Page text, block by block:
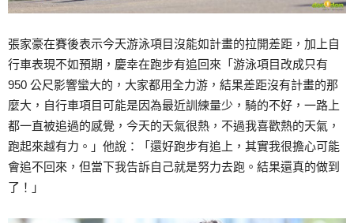
張家豪在賽後表示今天游泳項目沒能如計畫的拉開差距，加上自
行車表現不如預期，慶幸在跑步有追回來「游泳項目改成只有
950 公尺影響蠻大的，大家都用全力游，結果差距沒有計畫的那
麼大，自行車項目可能是因為最近訓練量少，騎的不好，一路上
都一直被追過的感覺，今天的天氣很熱，不過我喜歡熱的天氣，
跑起來越有力。」他說：「還好跑步有追上，其實我很擔心可能
會追不回來，但當下我告訴自己就是努力去跑。結果還真的做到
了！」